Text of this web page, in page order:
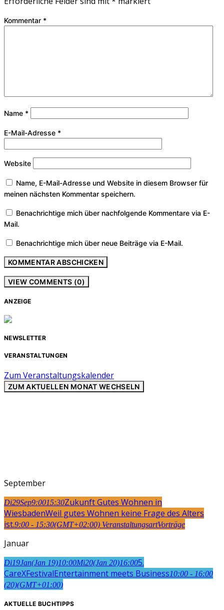
Kommentar *
Name *
E-Mail-Adresse *
Website
Name, E-Mail-Adresse und Website in diesem Browser für
meinen nächsten Kommentar speichern.
Benachrichtige mich über nachfolgende Kommentare via E-
Mail.
Benachrichtige mich über neue Beiträge via E-Mail.
VIEW COMMENTS (0)
ANZEIGE
NEWSLETTER
VERANSTALTUNGEN
Zum Veranstaltungskalender
ZUM AKTUELLEN MONAT WECHSELN
September
Di29Sep9:0015:30Zukunft Gutes Wohnen in
WiesbadenWeil gutes Wohnen keine Frage des Alters
ist.9:00 - 15:30(GMT+02:00) VeranstaltungsartVorträge
Januar
Di19Jan(Jan 19)10:00Mi20(Jan 20)16:005.
CareXFestivalEntertainment meets Business10:00 - 16:00
(20)(GMT+01:00)
AKTUELLE BUCHTIPPS